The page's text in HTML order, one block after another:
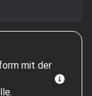
mit der